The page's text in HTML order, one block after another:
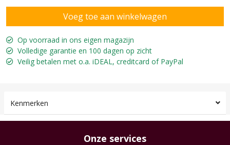
Op voorraad in ons eigen magazijn
Volledige garantie en 100 dagen op zicht
Veilig betalen met o.a. iDEAL, creditcard of PayPal
Kenmerken
Onze services